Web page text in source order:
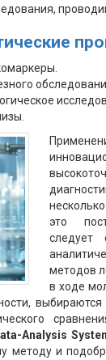
это
следует
методов
в ходе
Analysis
методу и